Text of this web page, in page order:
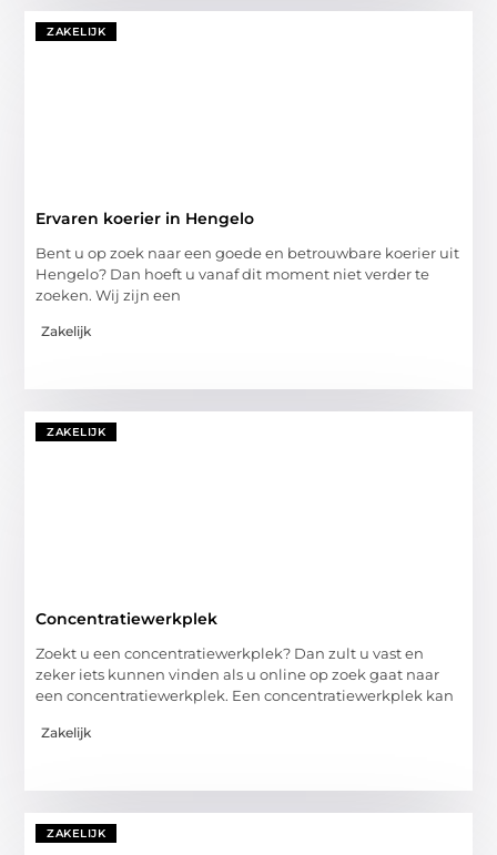
ZAKELIJK
Ervaren koerier in Hengelo
Bent u op zoek naar een goede en betrouwbare koerier uit
Hengelo? Dan hoeft u vanaf dit moment niet verder te
zoeken. Wij zijn een
Zakelijk
ZAKELIJK
Concentratiewerkplek
Zoekt u een concentratiewerkplek? Dan zult u vast en
zeker iets kunnen vinden als u online op zoek gaat naar
een concentratiewerkplek. Een concentratiewerkplek kan
Zakelijk
ZAKELIJK